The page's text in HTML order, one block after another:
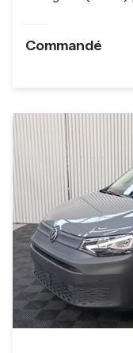
Commandé